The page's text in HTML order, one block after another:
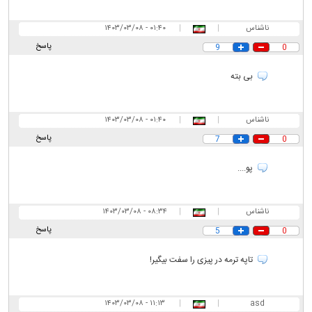
ناشناس |
|
۰۱:۴۰ - ۱۴۰۳/۰۳/۰۸
پاسخ
0
9
بی بته
ناشناس |
|
۰۱:۴۰ - ۱۴۰۳/۰۳/۰۸
پاسخ
0
7
پو....
ناشناس |
|
۰۸:۳۴ - ۱۴۰۳/۰۳/۰۸
پاسخ
0
5
تاپه ترمه در پیزی را سفت بیگیر!
asd
|
| ۱۱:۱۳ - ۱۴۰۳/۰۳/۰۸